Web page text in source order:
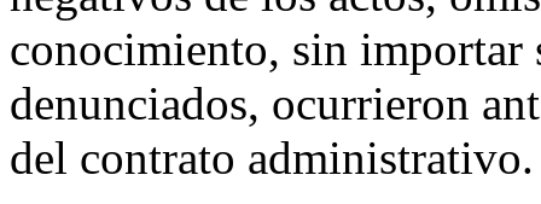
conocimiento, sin
denunciados, ocurrieron
del contrato administrativo.